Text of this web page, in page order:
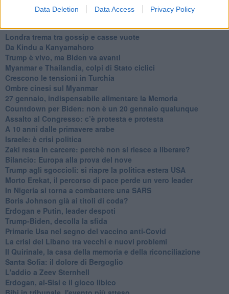
Data Deletion Data Access Privacy Policy
Richiami neo ottomani, la Francia guarda sospetta
Israele ultima curva a destra
Israele al voto: il Re sarà morto o vivo?
Londra trema tra gossip e casse vuote
Da Kindu a Kanyamahoro
Trump è vivo, ma Biden va avanti
Myanmar e Thailandia, colpi di Stato ciclici
Crescono le tensioni in Turchia
Ombre cinesi sul Myanmar
27 gennaio, indispensabile alimentare la Memoria
Countdown per Biden: non è un 20 gennaio qualunque
Assalto al Congresso: c’è protesta e protesta
A 10 anni dalle primavere arabe
Israele: è crisi politica
Zaki resta in carcere: perchè non si riesce a liberare?
Bilancio: Europa alla prova del nove
Trump agli sgoccioli: si riapre la politica estera USA
Morto Erekat, il percorso di pace perde un vero leader
In Nigeria si torna a combattere una SARS
Boris Johnson già ai titoli di coda?
Erdogan e Putin, leader despoti
Trump-Biden, decolla la sfida
Primarie Usa nel segno del vaccino anti-Covid
La crisi del Libano tra vecchi e nuovi problemi
Il Quirinale, la casa della memoria e della riconciliazione
Santa Sofia: il dolore di Bergoglio
L'addio a ​Zeev Sternhell
Erdogan, al-Sisi e il gioco libico